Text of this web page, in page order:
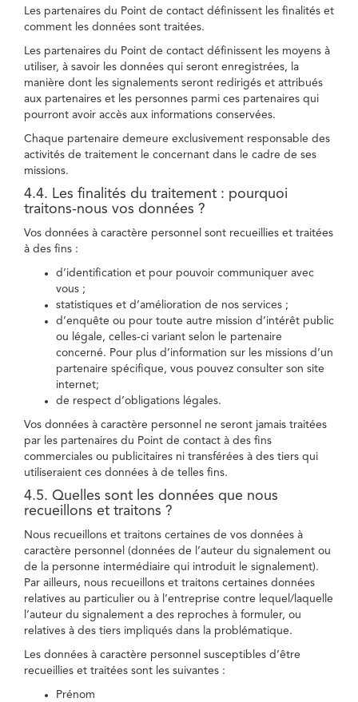
Les partenaires du Point de contact définissent les finalités et
comment les données sont traitées.
Les partenaires du Point de contact définissent les moyens à
utiliser, à savoir les données qui seront enregistrées, la
manière dont les signalements seront redirigés et attribués
aux partenaires et les personnes parmi ces partenaires qui
pourront avoir accès aux informations conservées.
Chaque partenaire demeure exclusivement responsable des
activités de traitement le concernant dans le cadre de ses
missions.
4.4. Les finalités du traitement : pourquoi
traitons-nous vos données ?
Vos données à caractère personnel sont recueillies et traitées
à des fins :
d’identification et pour pouvoir communiquer avec
vous ;
statistiques et d’amélioration de nos services ;
d’enquête ou pour toute autre mission d’intérêt public
ou légale, celles-ci variant selon le partenaire
concerné. Pour plus d’information sur les missions d’un
partenaire spécifique, vous pouvez consulter son site
internet;
de respect d’obligations légales.
Vos données à caractère personnel ne seront jamais traitées
par les partenaires du Point de contact à des fins
commerciales ou publicitaires ni transférées à des tiers qui
utiliseraient ces données à de telles fins.
4.5. Quelles sont les données que nous
recueillons et traitons ?
Nous recueillons et traitons certaines de vos données à
caractère personnel (données de l’auteur du signalement ou
de la personne intermédiaire qui introduit le signalement).
Par ailleurs, nous recueillons et traitons certaines données
relatives au particulier ou à l’entreprise contre lequel/laquelle
l’auteur du signalement a des reproches à formuler, ou
relatives à des tiers impliqués dans la problématique.
Les données à caractère personnel susceptibles d’être
recueillies et traitées sont les suivantes :
Prénom